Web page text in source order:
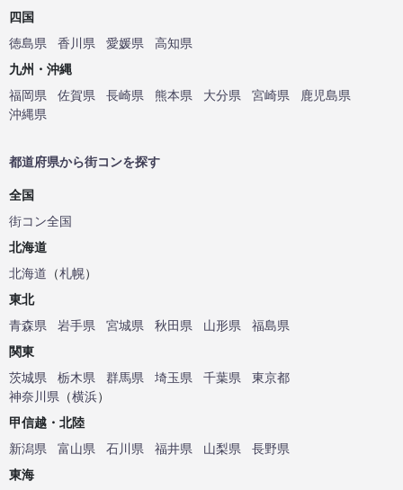
四国
徳島県
香川県 愛媛県
高知県
九州・沖縄
福岡県
佐賀県 長崎県 熊本県 大分県 宮崎県
鹿児島県
沖縄県
都道府県から街コンを探す
全国
街コン全国
北海道
北海道 （札幌）
東北
青森県
岩手県 宮城県 秋田県 山形県
福島県
関東
茨城県
栃木県 群馬県 埼玉県 千葉県
東京都
神奈川県 （横浜）
甲信越・北陸
新潟県
富山県 石川県 福井県 山梨県
長野県
東海